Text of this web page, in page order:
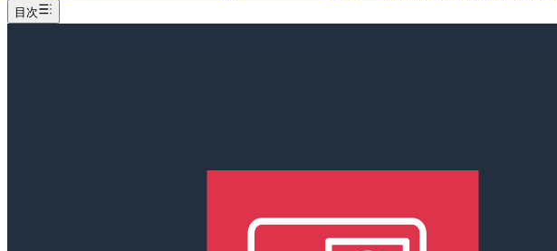
目次